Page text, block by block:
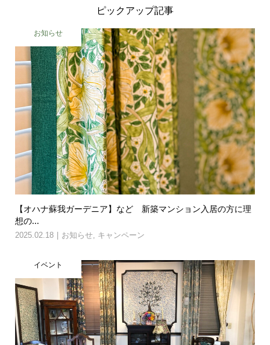
ピックアップ記事
お知らせ
【オハナ蘇我ガーデニア】など 新築マンション入居の方に理
想の...
2025.02.18 お知らせ, キャンペーン
イベント